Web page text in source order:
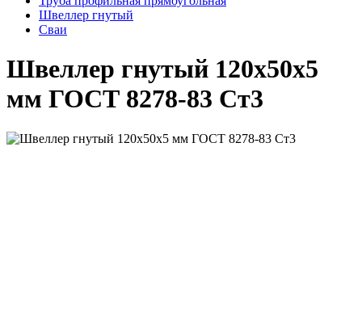
Швеллер гнутый
Сваи
Швеллер гнутый 120x50x5
мм ГОСТ 8278-83 Ст3